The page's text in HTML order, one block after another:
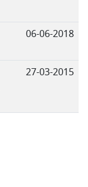
06-06-2018
27-03-2015